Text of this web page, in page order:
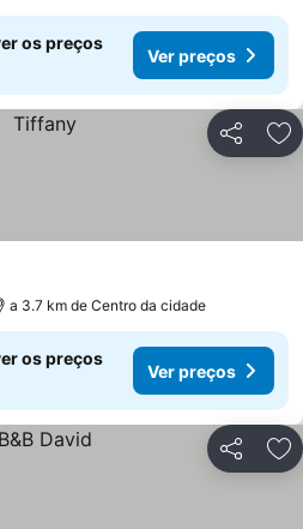
os preços
Ver preços
Partilhar
a 3.7 km de Centro da cidade
os preços
Ver preços
Partilhar